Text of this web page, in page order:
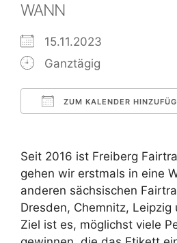
WANN
15.11.2023
Ganztägig
ZUM KALENDER
Seit 2016 ist Freiberg
gehen wir erstmals in eine
anderen sächsischen
Dresden, Chemnitz, Leipzig
Ziel ist es, möglichst viele